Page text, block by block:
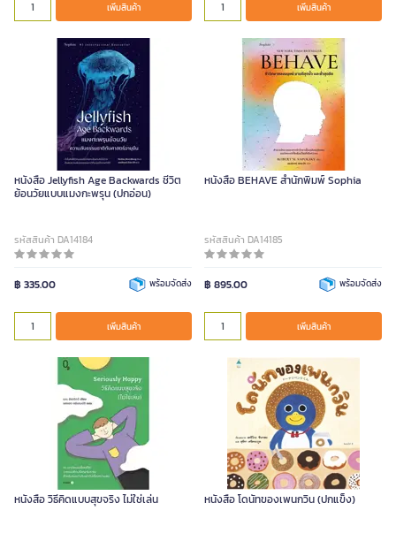
เพิ่มสินค้า เพิ่มสินค้า
หนังสือ Jellyfish Age Backwards ชีวิต
ย้อนวัยแบบแมงกะพรุน (ปกอ่อน)
รหัสสินค้า DA14184
฿ 335.00 พร้อมจัดส่ง
เพิ่มสินค้า
หนังสือ BEHAVE สำนักพิมพ์ Sophia
รหัสสินค้า DA14185
฿ 895.00 พร้อมจัดส่ง
เพิ่มสินค้า
หนังสือ วิธีคิดแบบสุขจริง ไม่ใช่เล่น หนังสือ โดนัทของเพนกวิน (ปกแข็ง)